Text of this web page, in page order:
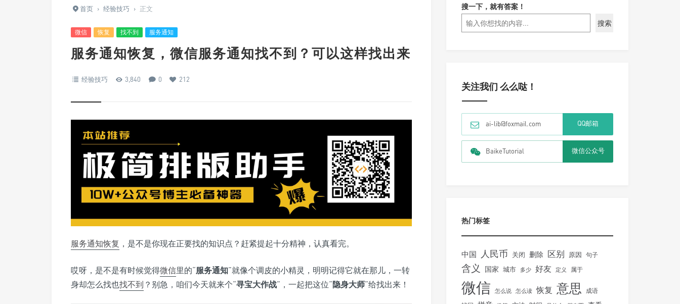
首页 › 经验技巧 › 正文
微信 恢复 找不到 服务通知
服务通知恢复，微信服务通知找不到？可以这样找出来
经验技巧 3,840 0 212
服务通知恢复 ，是不是你现在正要找的知识点？赶紧提起十分精神，认真看完。
哎呀，是不是有时候觉得微信里的“服务通知”就像个调皮的小精灵，明明记得它就在那儿，一转
身却怎么找也找不到 ？别急，咱们今天就来个“寻宝大作战”，一起把这位“隐身大师”给找出来！
搜一下，就有答案！
搜索
关注我们 么么哒！
ai-lib@foxmail.com QQ邮箱
BaikeTutorial 微信公众号
热门标签
中国 人民币 关闭 删除 区别 原因 句子
含义 国家 城市 多少 好友 定义 属于
微信 怎么说 怎么读 恢复 意思 成语